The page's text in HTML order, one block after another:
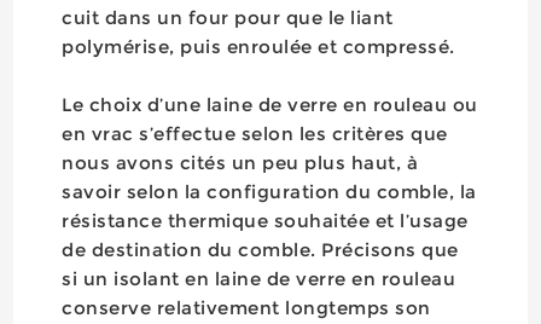
cuit dans un four pour que le liant
polymérise, puis enroulée et compressé.
Le choix d’une laine de verre en rouleau ou
en vrac s’effectue selon les critères que
nous avons cités un peu plus haut, à
savoir selon la configuration du comble, la
résistance thermique souhaitée et l’usage
de destination du comble. Précisons que
si un isolant en laine de verre en rouleau
conserve relativement longtemps son